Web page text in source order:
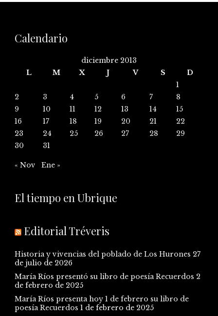
Calendario
diciembre 2013
L
M X J V S
D
1
2
3 4 5 6 7
8
9
10 11 12 13 14
15
16
17 18 19 20 21
22
23
24 25 26 27 28
29
30
31
« Nov Ene »
El tiempo en Ubrique
Editorial Tréveris
Historia y vivencias del poblado de Los Hurones 27
de julio de 2026
María Ríos presentó su libro de poesía Recuerdos 2
de febrero de 2025
María Ríos presenta hoy 1 de febrero su libro de
poesía Recuerdos 1 de febrero de 2025